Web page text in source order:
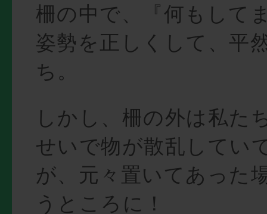
柵の中で、『何もして
姿勢を正しくして、平
ち。
しかし、柵の外は私た
せいで物が散乱してい
が、元々置いてあった
うところに！